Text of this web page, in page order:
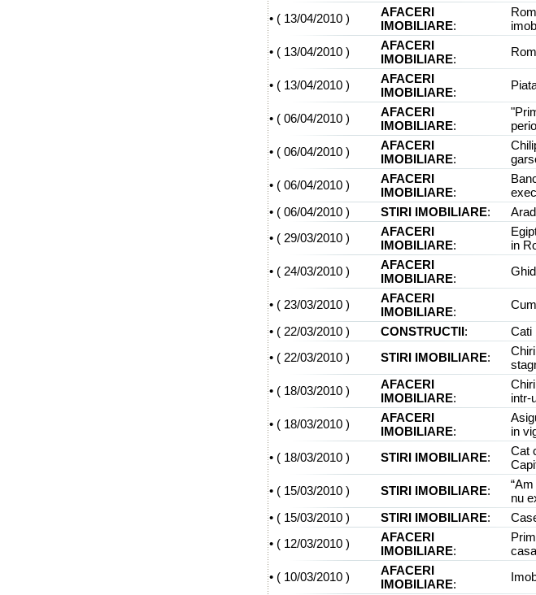
• ( 13/04/2010)
AFACERI
IMOBILIARE:
• ( 13/04/2010)
AFACERI
IMOBILIARE:
• ( 13/04/2010)
AFACERI
IMOBILIARE:
• ( 06/04/2010)
AFACERI
IMOBILIARE:
• ( 06/04/2010)
AFACERI
IMOBILIARE:
• ( 06/04/2010)
AFACERI
IMOBILIARE:
• ( 06/04/2010) STIRI IMOBILIARE:
• ( 29/03/2010)
AFACERI
IMOBILIARE:
in
• ( 24/03/2010)
AFACERI
IMOBILIARE:
• ( 23/03/2010)
AFACERI
IMOBILIARE:
• ( 22/03/2010) CONSTRUCTII:
Cati
• ( 22/03/2010) STIRI IMOBILIARE:
• ( 18/03/2010)
AFACERI
IMOBILIARE:
intr-
• ( 18/03/2010)
AFACERI
IMOBILIARE:
in
• ( 18/03/2010) STIRI IMOBILIARE:
Cat
• ( 15/03/2010) STIRI IMOBILIARE:
nu
• ( 15/03/2010) STIRI IMOBILIARE:
• ( 12/03/2010)
AFACERI
IMOBILIARE:
• ( 10/03/2010)
AFACERI
IMOBILIARE: